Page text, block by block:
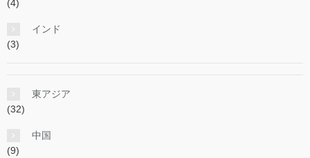
(4)
インド
(3)
東アジア
(32)
中国
(9)